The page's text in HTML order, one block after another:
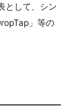
として、シン
」等の